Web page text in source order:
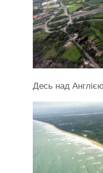
Десь над